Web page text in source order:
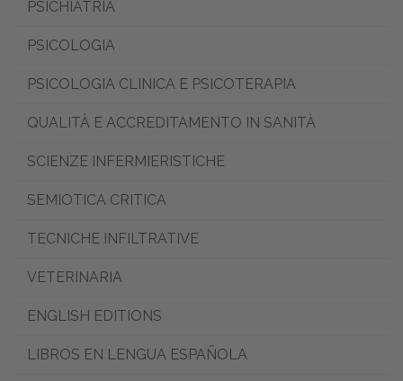
PSICHIATRIA
PSICOLOGIA
PSICOLOGIA CLINICA E PSICOTERAPIA
QUALITÀ E ACCREDITAMENTO IN SANITÀ
SCIENZE INFERMIERISTICHE
SEMIOTICA CRITICA
TECNICHE INFILTRATIVE
VETERINARIA
ENGLISH EDITIONS
LIBROS EN LENGUA ESPAÑOLA